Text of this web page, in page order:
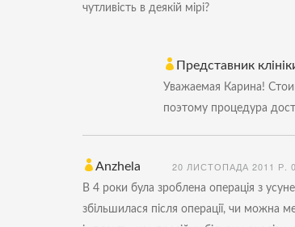
чутливість в деякій мірі?
Представник
Уважаемая Карина!
поэтому процедура
Anzhela 20 ЛИСТОПАДА 2011 Р.
В 4 роки була зроблена операція з
збільшилася після операції, чи можна